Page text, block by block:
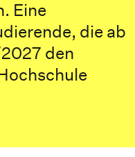
Eine
die ab
den